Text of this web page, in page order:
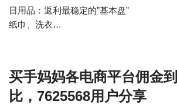
日用品：返利最稳定的”基本盘”
纸巾、洗衣…
买手妈妈各电商平台佣金
比，7625568用户分享